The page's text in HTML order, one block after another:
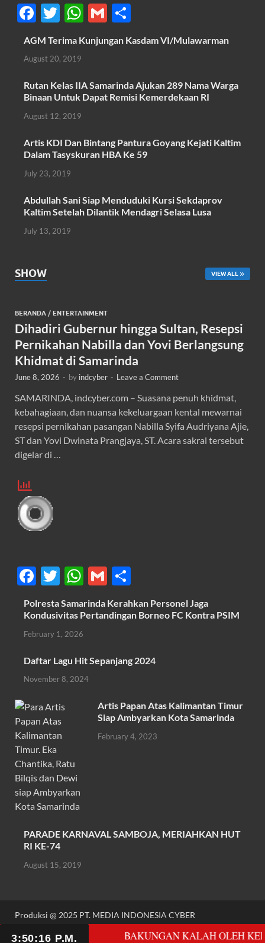
F
ac
e
b
o
o
k
T
w
itt
er
W
h
at
A
p
G
ail
h
ar
AGM Terima Kunjungan Kasdam VI/Mulawarman
August 20, 2019
Rutan Kelas IIA Samarinda Ajukan 289 Nama Warga
Binaan Untuk Dapat Remisi Kemerdekaan RI
August 12, 2019
Artis KDI Dan Bintang Pantura Goyang Kejati Kaltim
Dalam Tasyskuran HBA Ke 59
July 23, 2019
Abdullah Sani Siap Menduduki Kursi Sekdaprov
Kaltim Setelah Dilantik Mendagri Selasa Lusa
July 13, 2019
SHOW VIEW ALL
BERANDA / ENTERTAINMENT
Dihadiri Gubernur hingga Sultan, Resepsi
Pernikahan Nabilla dan Yovi Berlangsung
Khidmat di Samarinda
June 8, 2026 - by indcyber - Leave a Comment
SAMARINDA, indcyber.com – Suasana penuh khidmat,
kebahagiaan, dan nuansa kekeluargaan kental mewarnai
resepsi pernikahan pasangan Nabilla Syifa Audriyana Ajie,
ST dan Yovi Dwinata Prangjaya, ST. Acara sakral tersebut
digelar di …
F
ac
e
b
o
k
T
w
itt
er
W
h
at
p
p
G
m
ail
h
ar
Polresta Samarinda Kerahkan Personel Jaga
Kondusivitas Pertandingan Borneo FC Kontra PSIM
February 1, 2026
Daftar Lagu Hit Sepanjang 2024
November 8, 2024
Artis Papan Atas Kalimantan Timur
Siap Ambyarkan Kota Samarinda
February 4, 2023
PARADE KARNAVAL SAMBOJA, MERIAHKAN HUT
RI KE-74
August 15, 2019
Produksi @ 2025 PT. MEDIA INDONESIA CYBER
Powered byWordPress HitMag.
RT 6 DESA BAKUNGAN KALAH OLEH KEKUATAN